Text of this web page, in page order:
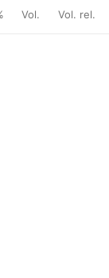
Vol. Vol. rel.